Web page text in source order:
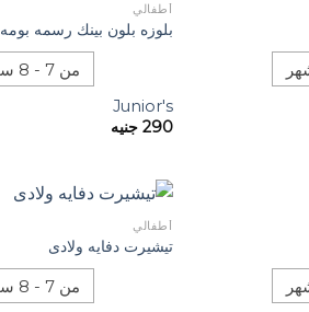
أطفالي
بلوزه بلون بينك رسمه بومه
من 7 - 8 سنة
Junior's
290 جنيه
أطفالي
تيشيرت دفايه ولادى
من 7 - 8 سنة